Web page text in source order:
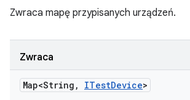
Zwraca mapę przypisanych urządzeń.
Zwraca
Map<String , ITestDevice>